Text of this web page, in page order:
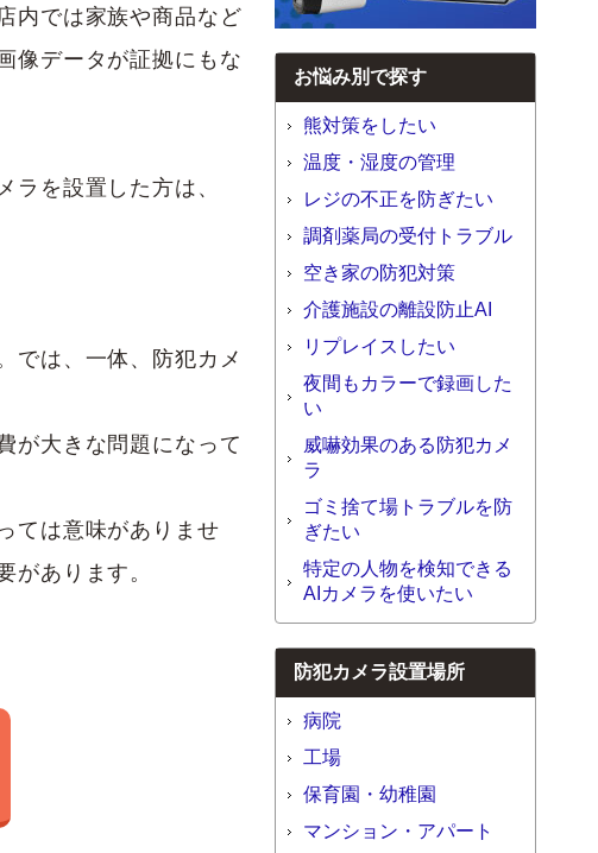
内では家族や商品など
像データが証拠にもな
を設置した方は、
では、一体、防犯カメ
が大きな問題になって
ては意味がありませ
があります。
お悩み別で探す
熊対策をしたい
温度・湿度の管理
レジの不正を防ぎたい
調剤薬局の受付トラブル
空き家の防犯対策
介護施設の離設防止AI
リプレイスしたい
夜間もカラーで録画した
い
威嚇効果のある防犯カメ
ラ
ゴミ捨て場トラブルを防
ぎたい
特定の人物を検知できる
AIカメラを使いたい
防犯カメラ設置場所
病院
工場
保育園・幼稚園
マンション・アパート